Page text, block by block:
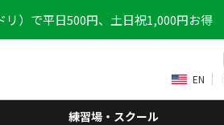
リ）で平日500円、土日祝1,000円お得
EN
練習場・スクール